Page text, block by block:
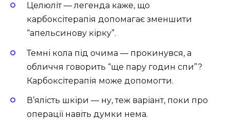
Целюліт — легенда каже, що
карбоксітерапія допомагає зменшити
“апельсинову кірку”.
Темні кола під очима — прокинувся, а
обличчя говорить “ще пару годин спи”?
Карбоксітерапія може допомогти.
В’ялість шкіри — ну, теж варіант, поки про
операції навіть думки нема.